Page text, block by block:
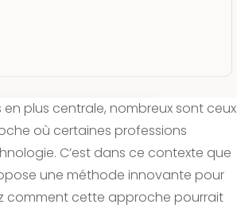
plus centrale, nombreux sont ceux
où certaines professions
C’est dans ce contexte que
une méthode innovante pour
comment cette approche pourrait